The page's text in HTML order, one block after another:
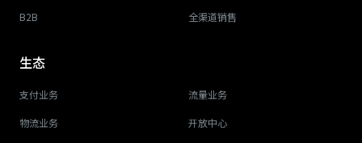
B2B 全渠道销售
生态
支付业务 流量业务
物流业务 开放中心